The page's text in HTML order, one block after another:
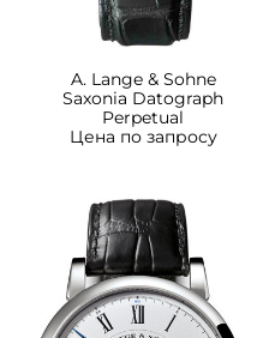
A. Lange & Sohne
Saxonia Datograph
Perpetual
Цена по запросу